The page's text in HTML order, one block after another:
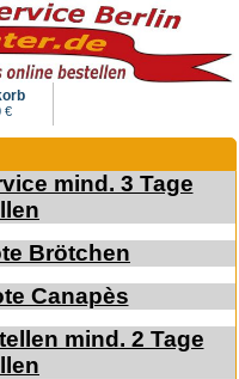
€
mind. 3 Tage
Brötchen
Canapès
mind. 2 Tage